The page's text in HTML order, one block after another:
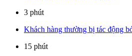
3 phút
Khách hàng thường bị tác động
15 phút